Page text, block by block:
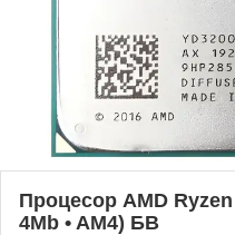
Процесор AMD Ryzen
4Mb • AM4) БВ